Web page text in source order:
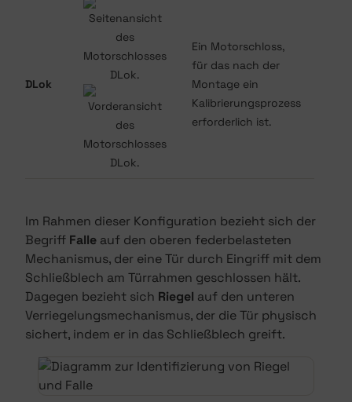
DLok
Ein Motorschloss,
für das nach der
Montage ein
Kalibrierungsprozess
erforderlich ist.
Im Rahmen dieser Konfiguration bezieht sich der
Begriff Falle auf den oberen federbelasteten
Mechanismus, der eine Tür durch Eingriff mit dem
Schließblech am Türrahmen geschlossen hält.
Dagegen bezieht sich Riegel auf den unteren
Verriegelungsmechanismus, der die Tür physisch
sichert, indem er in das Schließblech greift.